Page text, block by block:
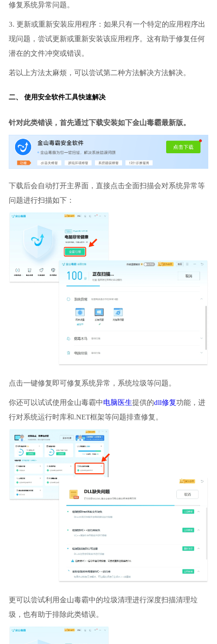
修复系统异常问题。
3. 更新或重新安装应用程序：如果只有一个特定的应用程序出
现问题，尝试更新或重新安装该应用程序。这有助于修复任何
潜在的文件冲突或错误。
若以上方法太麻烦，可以尝试第二种方法解决方法解决。
二、 使用安全软件工具快速解决
针对此类错误，首先通过下载安装如下金山毒霸最新版。
下载后会自动打开主界面，直接点击全面扫描会对系统异常等
问题进行扫描如下：
点击一键修复即可修复系统异常，系统垃圾等问题。
你还可以试试使用金山毒霸中电脑医生提供的dll修复功能，进
行对系统运行时库和.NET框架等问题排查修复。
更可以尝试利用金山毒霸中的垃圾清理进行深度扫描清理垃
圾，也有助于排除此类错误。